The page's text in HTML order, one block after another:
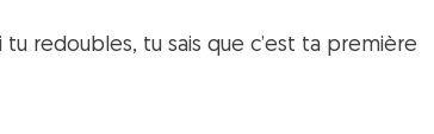
redoubles, tu sais que c’est ta première